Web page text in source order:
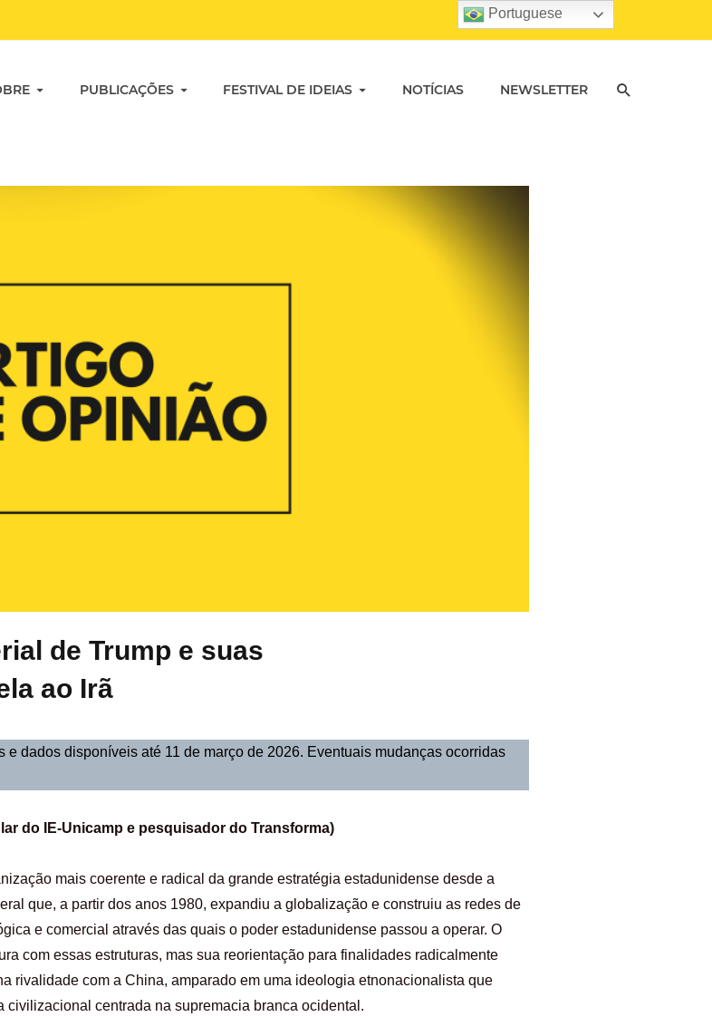
PUBLICAÇÕES FESTIVAL DE IDEIAS NOTÍCIAS NEWSLETTER
de Trump e suas
ao Irã
e dados disponíveis até 11 de março de 2026. Eventuais mudanças ocorridas
do IE-Unicamp e pesquisador do Transforma)
mais coerente e radical da grande estratégia estadunidense desde a
que, a partir dos anos 1980, expandiu a globalização e construiu as redes de
e comercial através das quais o poder estadunidense passou a operar. O
com essas estruturas, mas sua reorientação para finalidades radicalmente
rivalidade com a China, amparado em uma ideologia etnonacionalista que
centrada na supremacia branca ocidental.
Portuguese